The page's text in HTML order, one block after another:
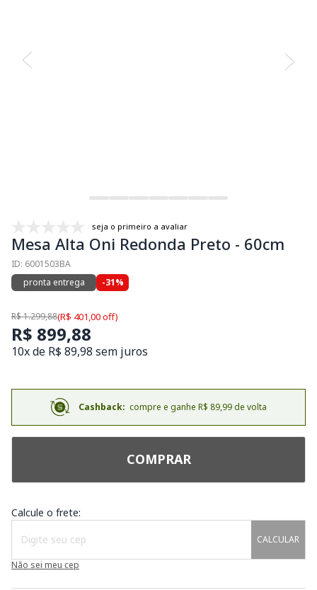
seja o primeiro a avaliar
Mesa Alta Oni Redonda Preto - 60cm
ID: 6001503BA
pronta entrega
-31%
R$ 1.299,88(R$ 401,00 off)
R$ 899,88
10x de R$ 89,98 sem juros
Cashback: compre e ganhe R$ 89,99 de volta
COMPRAR
Calcule o frete:
CALCULAR
Não sei meu cep